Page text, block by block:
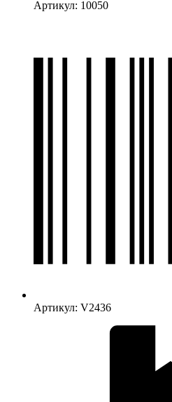
Артикул: 10050
Артикул: V2436